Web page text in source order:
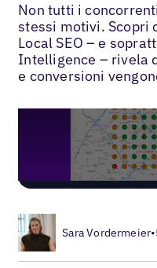
Non tutti i
stessi motivi. Scopri
Local SEO – e
Intelligence – rivela
e conversioni
Sara Vordermeier•